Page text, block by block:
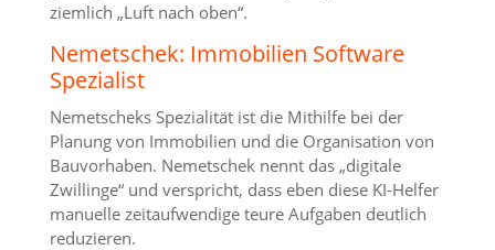
ziemlich „Luft nach oben“.
Nemetschek: Immobilien Software
Spezialist
Nemetscheks Spezialität ist die Mithilfe bei der
Planung von Immobilien und die Organisation von
Bauvorhaben. Nemetschek nennt das „digitale
Zwillinge“ und verspricht, dass eben diese KI-Helfer
manuelle zeitaufwendige teure Aufgaben deutlich
reduzieren.